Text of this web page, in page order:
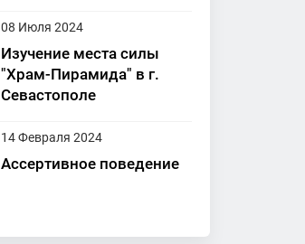
08 Июля 2024
Изучение места силы
"Храм-Пирамида" в г.
Севастополе
14 Февраля 2024
Ассертивное поведение